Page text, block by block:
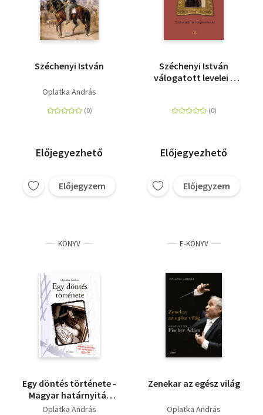
Széchenyi István
Oplatka András
Előjegyezhető
Előjegyzem
Széchenyi István
válogatott levelei -
Előjegyezhető
Előjegyzem
KÖNYV
Egy döntés története -
Magyar határnyitás
1989.szeptember
Oplatka András
E-KÖNYV
Zenekar az egész világ
Oplatka András